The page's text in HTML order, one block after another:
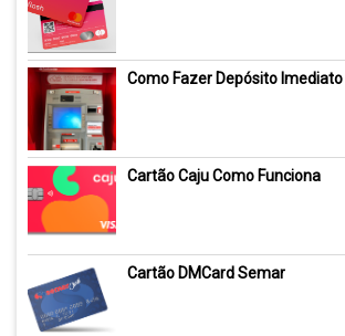
Como Fazer Depósito Imediato
Cartão Caju Como Funciona
Cartão DMCard Semar